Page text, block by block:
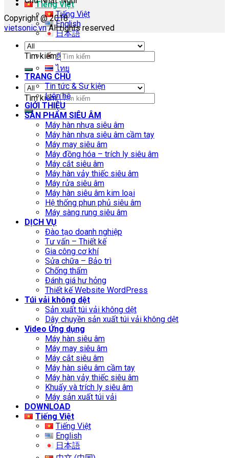
Tiếng Việt
Tiếng Việt
English
日本語
한국어
ไทย
Tìm kiếm:
Copyright @ 2018
vietsonic.vnAll rights reserved
Tìm kiếm:
TRANG CHỦ
Tin tức & Sự kiện
Liên hệ
GIỚI THIỆU
SẢN PHẨM SIÊU ÂM
Máy hàn nhựa siêu âm
Máy hàn nhựa siêu âm cầm tay
Máy may siêu âm
Máy đồng hóa – trích ly siêu âm
Máy cắt siêu âm
Máy hàn vảy thiếc siêu âm
Máy rửa siêu âm
Máy hàn siêu âm kim loại
Hệ thống phun phủ siêu âm
Máy sàng rung siêu âm
DỊCH VỤ
Đào tạo doanh nghiệp
Tư vấn – Thiết kế
Gia công cơ khí
Sửa chữa – Bảo trì
Chống thấm
Đánh giá hư hỏng
Thiết kế Website WordPress
Túi vải không dệt
Sản xuất túi vải không dệt
Dây chuyền sản xuất túi vải không dệt
Video Ứng dụng
Máy hàn siêu âm
Máy may siêu âm
Máy cắt siêu âm
Máy hàn siêu âm cầm tay
Máy hàn vảy thiếc siêu âm
Khuấy và trích ly siêu âm
Máy sản xuất túi vải
DOWNLOAD
Tiếng Việt
Tiếng Việt
English
日本語